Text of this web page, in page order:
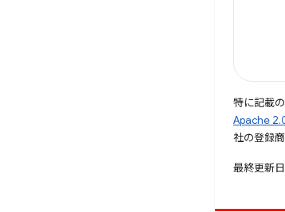
特に記載
Apache
社の登録商
最終更新